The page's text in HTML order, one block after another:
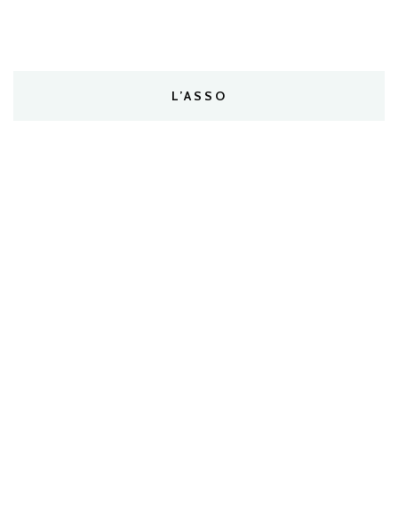
L’ASSO